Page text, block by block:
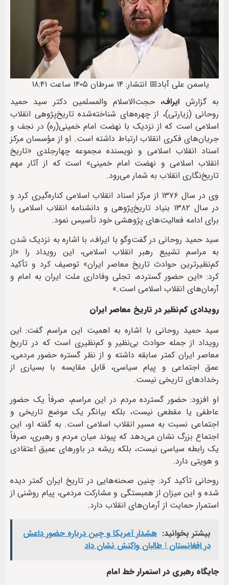
یاسمن علی آباد📅 انتشار: ۱۴ سرطان ۱۴۰۵ ساعت ۱۸:۴۱
به گزارش ایراف، حجت‌الاسلام والمسلمین دکتر سید حمید
روحانی (زیارتی)، از چهره‌های شناخته‌شده تاریخ‌پژوهی انقلاب
اسلامی است که از نزدیک با نهضت امام خمینی(ره) در نجف و
جریان‌های فکری انقلاب ارتباط داشته است. او از مؤسسان مرکز
اسناد انقلاب اسلامی و نویسنده مجموعه چهارجلدی «تاریخ
انقلاب اسلامی و نهضت امام خمینی» است که از آثار مهم
تاریخ‌نگاری انقلاب به شمار می‌رود.
وی در سال ۱۳۷۶ از مرکز اسناد انقلاب اسلامی کناره‌گیری کرد و
در سال ۱۳۸۲ بنیاد تاریخ‌پژوهی و دانشنامه انقلاب اسلامی را
برای ادامه فعالیت‌های پژوهشی خود تأسیس نمود.
سید حمید روحانی در گفت‌وگو با ایراف، با اشاره به نزدیک شدن
به مراسم تشییع رهبر انقلاب اسلامی، این رویداد را «از
کم‌نظیرترین حوادث تاریخ معاصر ایران» توصیف کرد و تأکید
کرد: «این حضور گسترده، تجلی وفاداری ملت ایران به امام و
آرمان‌های انقلاب اسلامی است.»
رویدادی کم‌نظیر در تاریخ معاصر ایران
سید حمید روحانی با اشاره به اهمیت این مراسم گفت: این
رویداد از جمله حوادث بی‌نظیر و کم‌نظیری است که در تاریخ
معاصر ایران کمتر سابقه داشته و از نظر گستره حضور مردمی،
عمق اجتماعی و پیام سیاسی، قابل مقایسه با بسیاری از
رخدادهای تاریخی نیست.
او افزود: حضور گسترده مردم در این مراسم، صرفاً یک حضور
عاطفی یا مقطعی نیست، بلکه بیانگر یک موضع تاریخی و
اجتماعی نسبت به مسیر انقلاب اسلامی است. به گفته او، این
اجتماع بزرگ نشان می‌دهد که پیوند میان مردم و رهبری، صرفاً
یک رابطه سیاسی نیست، بلکه ریشه در باورهای عمیق اعتقادی
و هویتی دارد.
روحانی تأکید کرد: چنین صحنه‌هایی در تاریخ ایران کمتر دیده
شده و این میزان از همبستگی و مشارکت مردمی، پیام روشنی از
استمرار حمایت از آرمان‌های انقلاب دارد.
بیشتر بخوانید: هشدار آمریکا و چین درباره حضور داعش
در افغانستان | طالبان واکنش نشان داد
جایگاه رهبری در استمرار خط امام